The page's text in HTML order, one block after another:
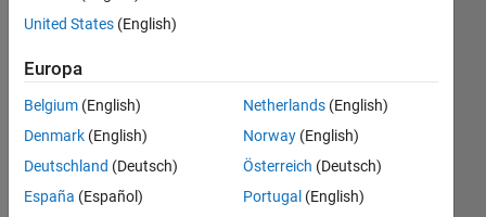
accettata
Aggiornato
23 Set
2021
Visualizzazioni
United States (English)
Europa
Belgium (English)
Denmark (English)
Deutschland (Deutsch)
España (Español)
Netherlands(English)
Norway(English)
Österreich (Deutsch)
Portugal (English)